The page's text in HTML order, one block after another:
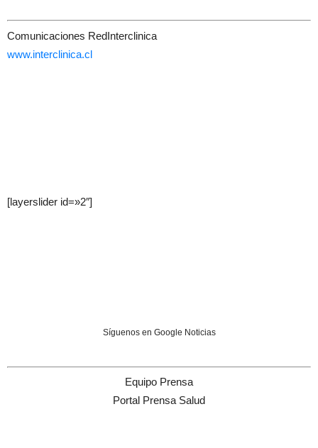
Comunicaciones RedInterclinica
www.interclinica.cl
[layerslider id=»2″]
Síguenos en Google Noticias
Equipo Prensa
Portal Prensa Salud